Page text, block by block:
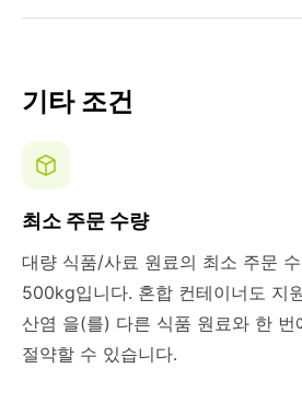
기타 조건
최소 주문 수량
대량 식품/사료 원료의 최소 주문
500kg입니다. 혼합 컨테이너도 지
산염 을(를) 다른 식품 원료와 한 번
절약할 수 있습니다.